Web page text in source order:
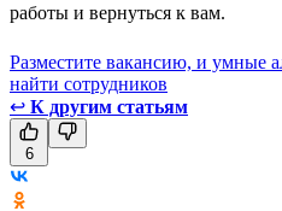
работы и вернуться к вам.
Разместите вакансию, и умные
найти сотрудников
↩ К другим статьям
6